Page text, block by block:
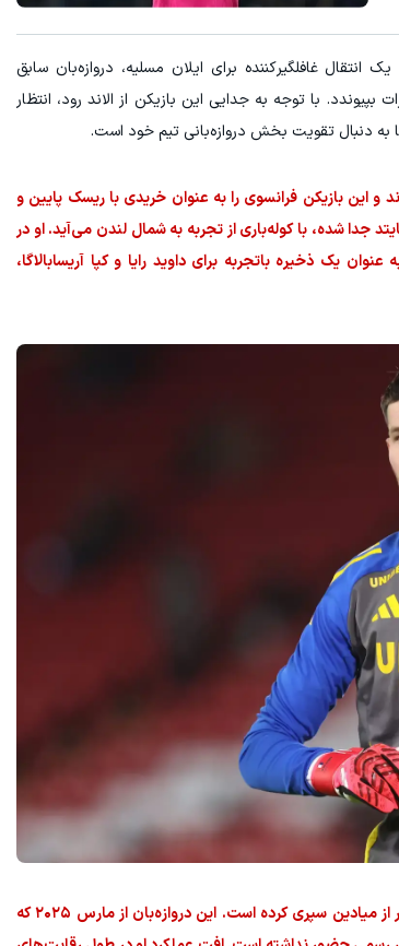
انتقال غافلگیرکننده برای ایلان مسلیه، دروازه‌بان سابق
بپیوندد. با توجه به جدایی این بازیکن از الاند رود، انتظار
این بازیکن فرانسوی را به عنوان خریدی با ریسک پایین و
جدا شده، با کوله‌باری از تجربه به شمال لندن می‌آید. او در
رفته است. مسلیه به عنوان یک ذخیره باتجربه برای داوید رایا و کپا آریسابالاگا،
با وجود کارنامه‌ پربار، مسلیه در حالی به شمال لندن می‌آید که مدت قابل توجهی را دور از میادین سپری کرده است. این دروازه‌بان از مارس ۲۰۲۵ که